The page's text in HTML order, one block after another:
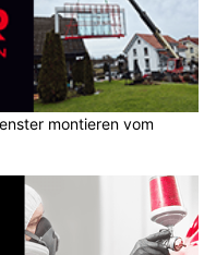
montieren vom